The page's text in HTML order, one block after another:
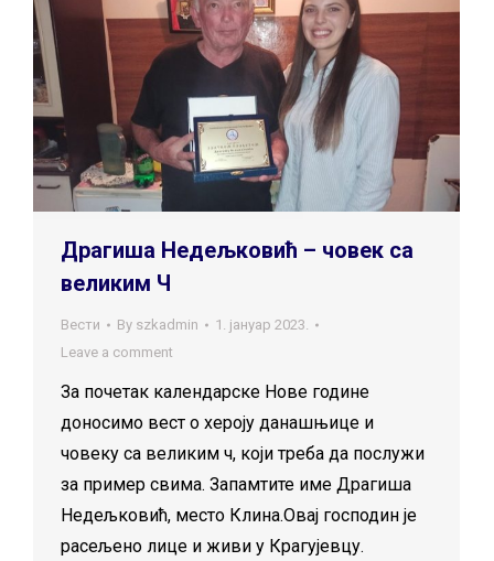
Драгиша Недељковић – човек са
великим Ч
Вести By szkadmin
1. јануар 2023.
Leave a comment
За почетак календарске Нове године
доносимо вест о хероју данашњице и
човеку са великим ч, који треба да послужи
за пример свима. Запамтите име Драгиша
Недељковић, место Клина.Овај господин је
расељено лице и живи у Крагујевцу.